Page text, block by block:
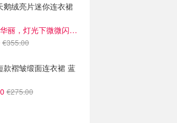
鹅绒亮片迷你连衣裙
复古又华丽，灯光下微微闪光~
€355.00
款褶皱缎面连衣裙 蓝
€275.00